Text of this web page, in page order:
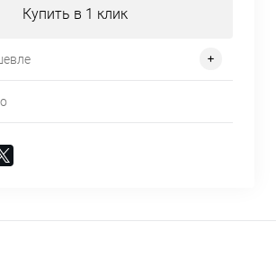
Купить в 1 клик